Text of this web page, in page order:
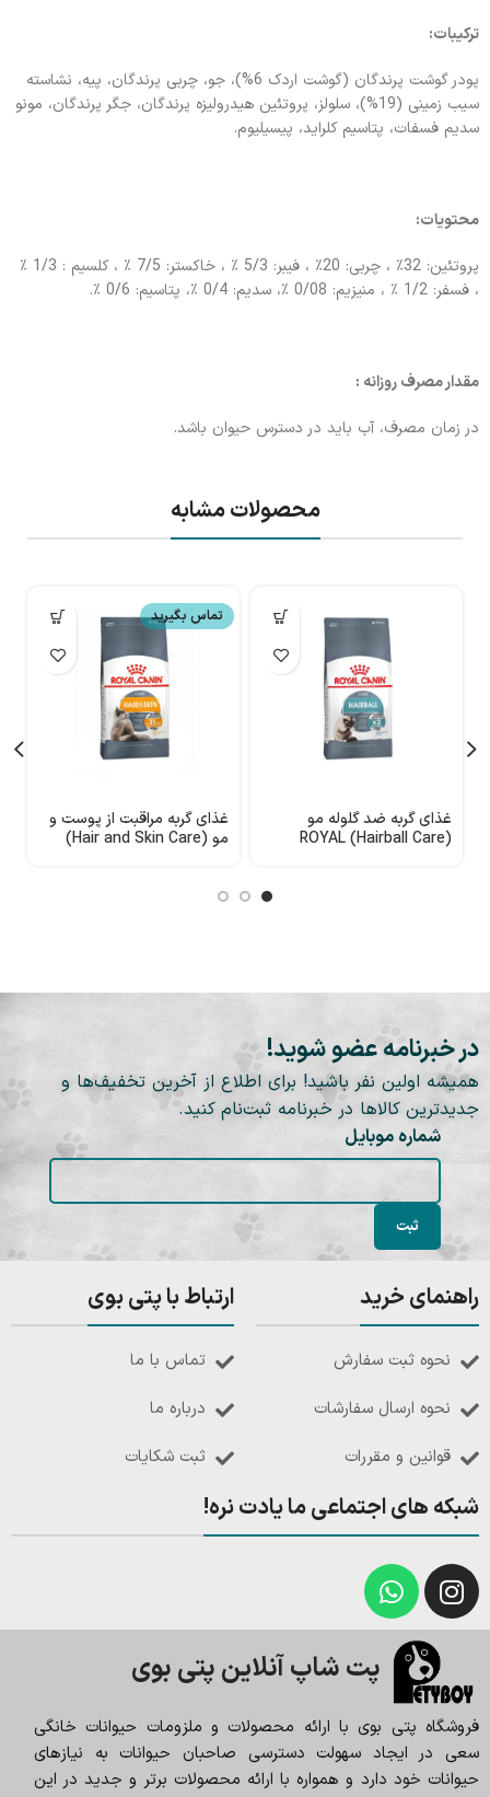
ترکیبات:
پودر گوشت پرندگان (گوشت اردک 6%)، جو، چربی پرندگان، پیه، نشاسته
سیب زمینی (19%)، سلولز، پروتئین هیدرولیزه پرندگان، جگر پرندگان، مونو
سدیم فسفات، پتاسیم کلراید، پیسیلیوم.
محتویات:
پروتئین: 32٪ ، چربی: 20٪ ، فیبر: 5/3 ٪ ، خاکستر: 7/5 ٪ ، کلسیم : 1/3 ٪
، فسفر: 1/2 ٪ ، منیزیم: 0/08 ٪، سدیم: 0/4 ٪، پتاسیم: 0/6 ٪.
مقدار مصرف روزانه :
در زمان مصرف، آب باید در دسترس حیوان باشد.
محصولات مشابه
غذای گربه ضد گلوله مو
(Hairball Care) ROYAL
تماس بگیرید
غذای گربه مراقبت از پوست و
مو (Hair and Skin Care)
در خبرنامه عضو شوید!
همیشه اولین نفر باشید! برای اطلاع از آخرین تخفیف‌ها و
جدیدترین کالاها در خبرنامه ثبت‌نام کنید.
شماره موبایل
راهنمای خرید
نحوه ثبت سفارش
نحوه ارسال سفارشات
قوانین و مقررات
ارتباط با پتی بوی
تماس با ما
درباره ما
ثبت شکایات
شبکه های اجتماعی ما یادت نره!
پت شاپ آنلاین پتی بوی
فروشگاه پتی بوی با ارائه محصولات و ملزومات حیوانات خانگی
سعی در ایجاد سهولت دسترسی صاحبان حیوانات به نیازهای
حیوانات خود دارد و همواره با ارائه محصولات برتر و جدید در این